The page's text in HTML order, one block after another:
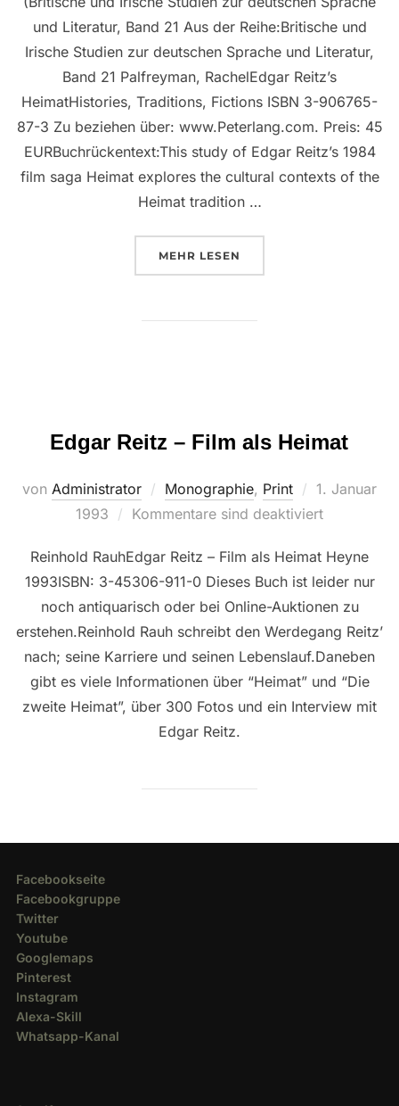
und Literatur, Band 21 Aus der Reihe:Britische und
Irische Studien zur deutschen Sprache und Literatur,
Band 21 Palfreyman, RachelEdgar Reitz’s
HeimatHistories, Traditions, Fictions ISBN 3-906765-
87-3 Zu beziehen über: www.Peterlang.com. Preis: 45
EURBuchrückentext:This study of Edgar Reitz’s 1984
film saga Heimat explores the cultural contexts of the
Heimat tradition …
MEHR ÜBER “EDGAR REITZ’S
LESEN
Edgar Reitz – Film als Heimat
von Administrator Monographie, Print
am
1. Januar
1993
Kommentare sind deaktiviert
Reinhold RauhEdgar Reitz – Film als Heimat Heyne
1993ISBN: 3-45306-911-0 Dieses Buch ist leider nur
noch antiquarisch oder bei Online-Auktionen zu
erstehen.Reinhold Rauh schreibt den Werdegang Reitz’
nach; seine Karriere und seinen Lebenslauf.Daneben
gibt es viele Informationen über “Heimat” und “Die
zweite Heimat”, über 300 Fotos und ein Interview mit
Edgar Reitz.
Facebookseite
Facebookgruppe
Twitter
Youtube
Googlemaps
Pinterest
Instagram
Alexa-Skill
Whatsapp-Kanal